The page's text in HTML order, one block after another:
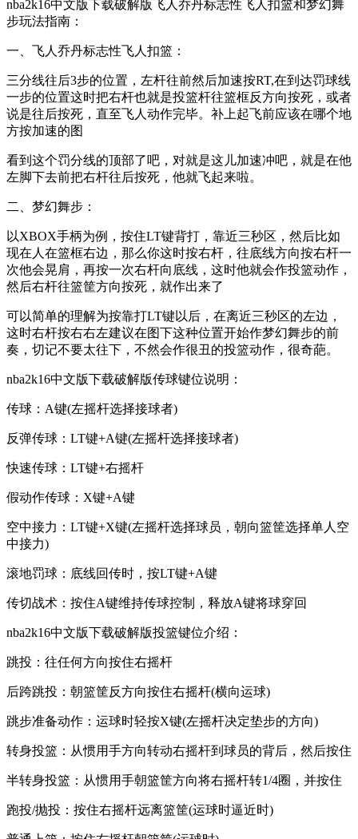
nba2k16中文版下载破解版飞人乔丹标志性飞人扣篮和梦幻舞
步玩法指南：
一、飞人乔丹标志性飞人扣篮：
三分线往后3步的位置，左杆往前然后加速按RT,在到达罚球线
一步的位置这时把右杆也就是投篮杆往篮框反方向按死，或者
说是往后按死，直至飞人动作完毕。补上起飞前应该在哪个地
方按加速的图
看到这个罚分线的顶部了吧，对就是这儿加速冲吧，就是在他
左脚下去前把右杆往后按死，他就飞起来啦。
二、梦幻舞步：
以XBOX手柄为例，按住LT键背打，靠近三秒区，然后比如
现在人在篮框右边，那么你这时按右杆，往底线方向按右杆一
次他会晃肩，再按一次右杆向底线，这时他就会作投篮动作，
然后右杆往篮筐方向按死，就作出来了
可以简单的理解为按靠打LT键以后，在离近三秒区的左边，
这时右杆按右右左建议在图下这种位置开始作梦幻舞步的前
奏，切记不要太往下，不然会作很丑的投篮动作，很奇葩。
nba2k16中文版下载破解版传球键位说明：
传球：A键(左摇杆选择接球者)
反弹传球：LT键+A键(左摇杆选择接球者)
快速传球：LT键+右摇杆
假动作传球：X键+A键
空中接力：LT键+X键(左摇杆选择球员，朝向篮筐选择单人空
中接力)
滚地罚球：底线回传时，按LT键+A键
传切战术：按住A键维持传球控制，释放A键将球穿回
nba2k16中文版下载破解版投篮键位介绍：
跳投：往任何方向按住右摇杆
后跨跳投：朝篮筐反方向按住右摇杆(横向运球)
跳步准备动作：运球时轻按X键(左摇杆决定垫步的方向)
转身投篮：从惯用手方向转动右摇杆到球员的背后，然后按住
半转身投篮：从惯用手朝篮筐方向将右摇杆转1/4圈，并按住
跑投/抛投：按住右摇杆远离篮筐(运球时逼近时)